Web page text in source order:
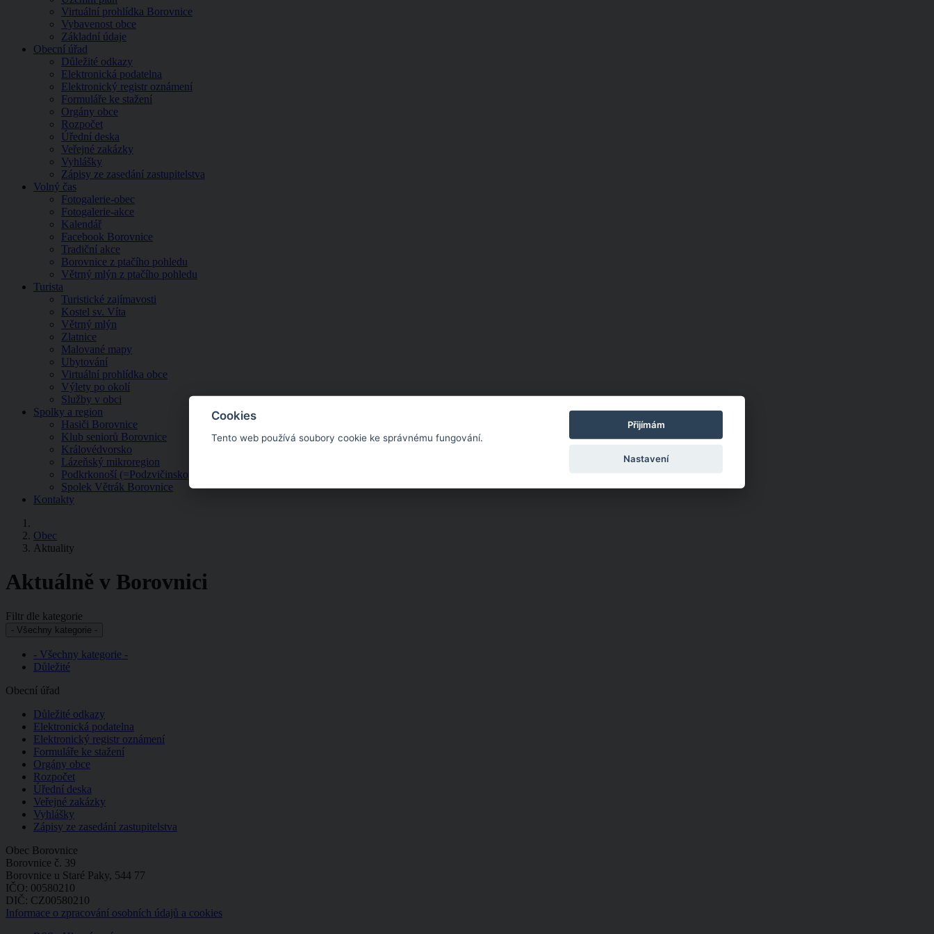
Virtuální prohlídka Borovnice
Vybavenost obce
Základní údaje
Obecní úřad
Důležité odkazy
Elektronická podatelna
Elektronický registr oznámení
Formuláře ke stažení
Orgány obce
Rozpočet
Úřední deska
Veřejné zakázky
Vyhlášky
Zápisy ze zasedání zastupitelstva
Volný čas
Fotogalerie-obec
Fotogalerie-akce
Kalendář
Facebook Borovnice
Tradiční akce
Borovnice z ptačího pohledu
Větrný mlýn z ptačího pohledu
Turista
Turistické zajímavosti
Kostel sv. Víta
Větrný mlýn
Zlatnice
Malované mapy
Ubytování
Virtuální prohlídka obce
Výlety po okolí
Služby v obci
Spolky a region
Hasiči Borovnice
Klub seniorů Borovnice
Královédvorsko
Lázeňský mikroregion
Podkrkonoší (=Podzvičinsko, z.s.)
Spolek Větrák Borovnice
Kontakty
Obec
Aktuality
Aktuálně v Borovnici
Filtr dle kategorie
- Všechny kategorie -
- Všechny kategorie -
Důležité
Obecní úřad
Důležité odkazy
Elektronická podatelna
Elektronický registr oznámení
Formuláře ke stažení
Orgány obce
Rozpočet
Úřední deska
Veřejné zakázky
Vyhlášky
Zápisy ze zasedání zastupitelstva
Obec Borovnice
Borovnice č. 39
Borovnice u Staré Paky, 544 77
IČO: 00580210
DIČ: CZ00580210
Informace o zpracování osobních údajů a cookies
Cookies
Tento web používá soubory cookie ke správnému fungování.
Přijímám
Nastavení